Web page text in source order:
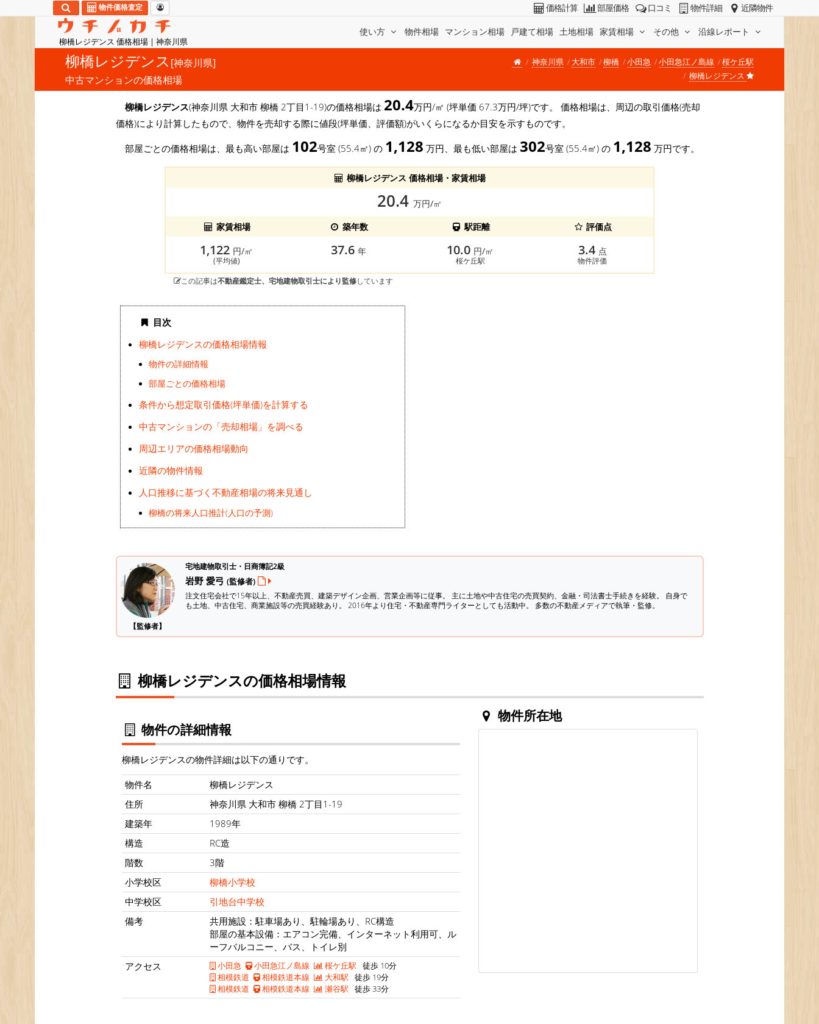
柳橋レジデンス 価格相場 | 神奈川県
使い方 物件相場 マンション相場 戸建て相場 土地相場 家賃相場 その他 沿線レポート
物件価格査定 価格計算 部屋価格 口コミ 物件詳細 近隣物件
柳橋レジデンス [神奈川県]
中古マンションの価格相場
神奈川県 大和市 柳橋 小田急 小田急江ノ島線
桜ケ丘駅
柳橋レジデンス
柳橋レジデンス(神奈川県 大和市 柳橋 2丁目1-19)の価格相場は 20.4万円/㎡ (坪単価 67.3万円/坪)です。 価格相場は、周辺の取引価格(売却
価格)により計算したもので、物件を売却する際に値段(坪単価、評価額)がいくらになるか目安を示すものです。
部屋ごとの価格相場は、最も高い部屋は 102号室 (55.4㎡) の 1,128 万円、最も低い部屋は 302号室 (55.4㎡) の 1,128 万円です。
柳橋レジデンス 価格相場・家賃相場
20.4 万円/㎡
家賃相場
築年数 駅距離 評価点
1,122 円/㎡
(平均値)
37.6 年 10.0 円/㎡
桜ケ丘駅
3.4 点
物件評価
この記事は不動産鑑定士、宅地建物取引士により監修しています
目次
柳橋レジデンスの価格相場情報
物件の詳細情報
部屋ごとの価格相場
条件から想定取引価格(坪単価)を計算する
中古マンションの「売却相場」を調べる
周辺エリアの価格相場動向
近隣の物件情報
人口推移に基づく不動産相場の将来見通し
柳橋の将来人口推計(人口の予測)
【監修者】
宅地建物取引士・日商簿記2級
岩野 愛弓 (監修者)
注文住宅会社で15年以上、不動産売買、建築デザイン企画、営業企画等に従事。 主に土地や中古住宅の売買契約、金融・司法書士手続きを経験。 自身で
も土地、中古住宅、商業施設等の売買経験あり。 2016年より住宅・不動産専門ライターとしても活動中。 多数の不動産メディアで執筆・監修。
柳橋レジデンスの価格相場情報
物件の詳細情報
柳橋レジデンスの物件詳細は以下の通りです。
物件名
柳橋レジデンス
住所
神奈川県 大和市 柳橋 2丁目1-19
建築年
1989年
構造
RC造
階数
3階
小学校区
柳橋小学校
中学校区
引地台中学校
備考
共用施設：駐車場あり、駐輪場あり、RC構造
部屋の基本設備：エアコン完備、インターネット利用可、ル
ーフバルコニー、バス、トイレ別
アクセス
小田急 小田急江ノ島線 桜ケ丘駅 徒歩 10分
相模鉄道
相模鉄道本線 大和駅 徒歩 19分
相模鉄道
相模鉄道本線 瀬谷駅 徒歩 33分
物件所在地